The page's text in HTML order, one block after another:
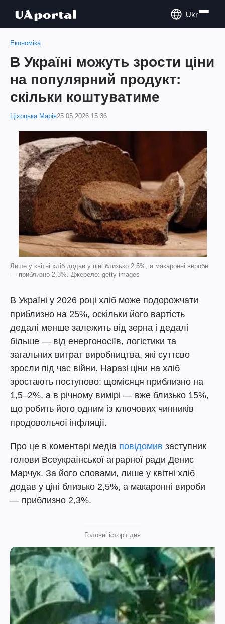
Ukr
Економіка
В Україні можуть зрости ціни
на популярний продукт:
скільки коштуватиме
Ціхоцька Марія25.05.2026 15:36
Лише у квітні хліб додав у ціні близько 2,5%, а макаронні вироби
— приблизно 2,3%. Джерело: getty images
В Україні у 2026 році хліб може подорожчати
приблизно на 25%, оскільки його вартість
дедалі менше залежить від зерна і дедалі
більше — від енергоносіїв, логістики та
загальних витрат виробництва, які суттєво
зросли під час війни. Наразі ціни на хліб
зростають поступово: щомісяця приблизно на
1,5–2%, а в річному вимірі — вже близько 15%,
що робить його одним із ключових чинників
продовольчої інфляції.
Про це в коментарі медіа повідомив заступник
голови Всеукраїнської аграрної ради Денис
Марчук. За його словами, лише у квітні хліб
додав у ціні близько 2,5%, а макаронні вироби
— приблизно 2,3%.
Головні історії дня